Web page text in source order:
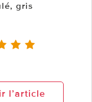
gris
l’article